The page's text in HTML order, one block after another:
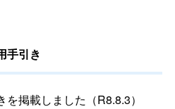
手引き
を掲載しました（R8.8.3）